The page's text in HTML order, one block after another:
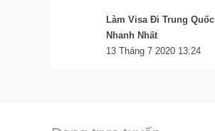
Làm Visa Đi Trung
Nhanh Nhất
13 Tháng 7 2020 13:24